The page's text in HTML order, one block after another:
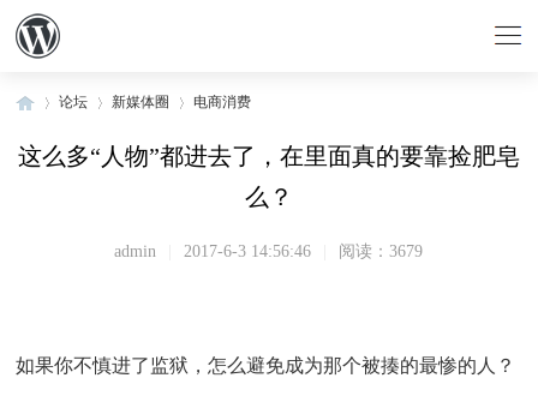
论坛 新媒体圈 电商消费
这么多“人物”都进去了，在里面真的要靠捡肥皂
么？
admin 2017-6-3 14:56:46 阅读：3679
如果你不慎进了监狱，怎么避免成为那个被揍的最惨的人？